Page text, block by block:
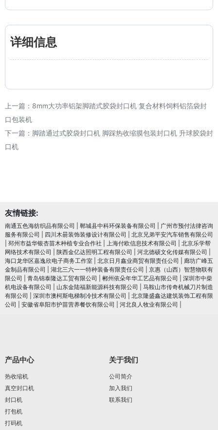
详细信息
上一篇： 8mm大功率铝架脚踏式胶袋封口机 复合材料饲料铝箔袋封
口包装机
下一篇： 脚踏通过式胶袋封口机 脚踩热收缩膜包装封口机 升球胶袋封
口机
友情链接:
南通五色海纺织品有限公司 郸城县中科环保装备有限公司
广州市预付法律咨询
服务有限公司
四川木昜装饰装修设计有限公司
北京兄弟平安汽车销售有限公司
邳州市益华银杏苗木种植专业合作社 上海付欧信息技术有限公司
北京乐学帮
网络技术有限公司
陕西金亿达照明工程有限公司 河北德硕文化传媒有限公司
海口龙华区嘉逸欣电子商务工作室
北京日月鑫业商贸有限责任公司
廊坊广峰五
金制品有限公司
湖北三六一一特种装备有限责任公司
京惠（山西）智慧物联有
限公司
青岛锦泰隆达工贸有限公司 郴州依朵年华工艺品有限公司
深圳市中柴
机电设备有限公司
山东金陆福新能源科技有限公司
马鞍山市传奇机械刀片制造
有限公司
深圳市澳柯斯电梯制冷技术有限公司
北京隆盛鑫达建筑装饰工程有限
公司
安徽省阜阳市护苗营养餐饮有限公司 河北良人牧业有限公司
产品中心
热收缩机
真空封口机
封口机
打包机
打码机
关于我们
公司简介
加入我们
联系我们